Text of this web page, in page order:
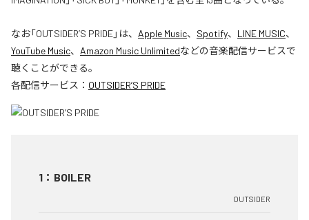
なお「OUTSIDER’S PRIDE」は、 Apple Music、 Spotify、 LINE MUSIC、
YouTube Music、 Amazon Music Unlimitedなどの音楽配信サービスで
聴くことができる。
各配信サービス： OUTSIDER’S PRIDE
1 ： BOILER
OUTSIDER